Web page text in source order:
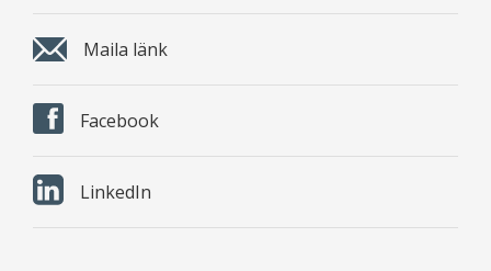
Maila länk
Facebook
LinkedIn